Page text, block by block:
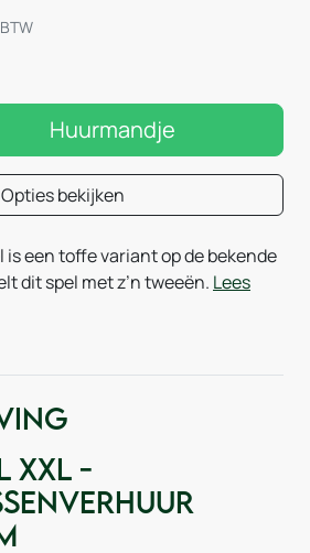
Huurmandje
Opties bekijken
is een toffe variant op de bekende
dit spel met z’n tweeën. Lees
-